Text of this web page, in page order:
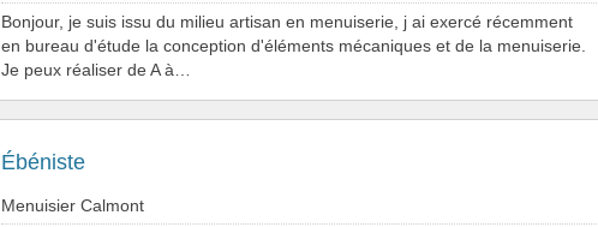
Bonjour, je suis issu du milieu artisan en menuiserie, j ai exercé récemment
en bureau d'étude la conception d'éléments mécaniques et de la menuiserie.
Je peux réaliser de A à…
Ébéniste
Menuisier Calmont